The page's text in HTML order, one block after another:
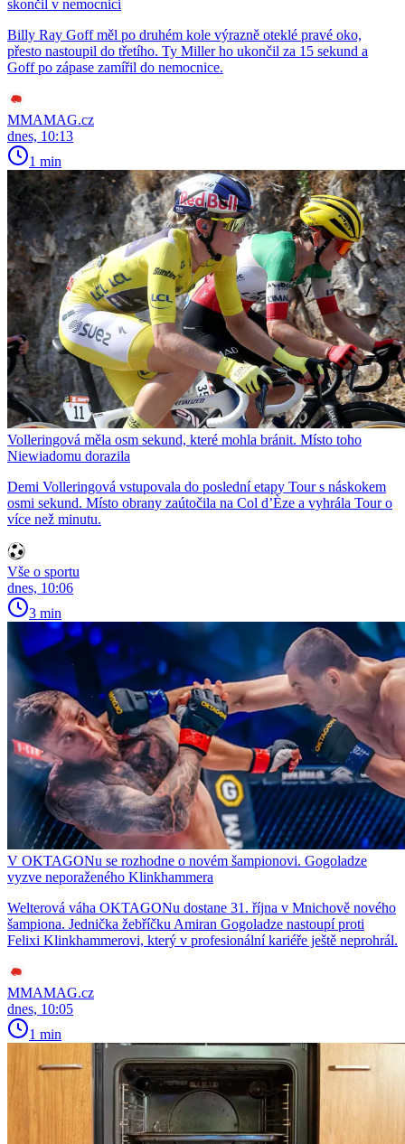
skončil v nemocnici
Billy Ray Goff měl po druhém kole výrazně oteklé pravé oko,
přesto nastoupil do třetího. Ty Miller ho ukončil za 15 sekund a
Goff po zápase zamířil do nemocnice.
MMAMAG.cz
dnes, 10:13
1 min
Volleringová měla osm sekund, které mohla bránit. Místo toho
Niewiadomu dorazila
Demi Volleringová vstupovala do poslední etapy Tour s náskokem
osmi sekund. Místo obrany zaútočila na Col d’Èze a vyhrála Tour o
více než minutu.
Vše o sportu
dnes, 10:06
3 min
V OKTAGONu se rozhodne o novém šampionovi. Gogoladze
vyzve neporaženého Klinkhammera
Welterová váha OKTAGONu dostane 31. října v Mnichově nového
šampiona. Jednička žebříčku Amiran Gogoladze nastoupí proti
Felixi Klinkhammerovi, který v profesionální kariéře ještě neprohrál.
MMAMAG.cz
dnes, 10:05
1 min